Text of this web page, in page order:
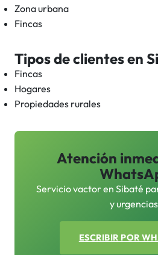
Zona urbana
Fincas
Tipos de clientes en
Fincas
Hogares
Propiedades rurales
Atención
Servicio vactor en Sibaté
y
ESCRIBIR POR